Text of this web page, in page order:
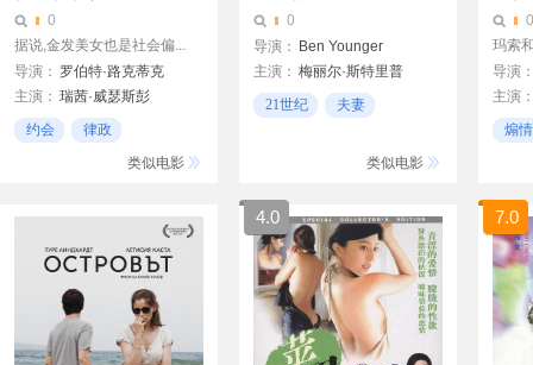
0
据说,金发美女也是社会偏...
导演： 罗伯特·路克蒂克
主演： 瑞茜·威瑟斯彭
卢克·威尔逊
约会
律政
类似电影
0
导演：
Ben Younger
主演： 梅丽尔·斯特里普
乌玛·瑟曼
21世纪
夫妻
类似电影
0
玛索
导演
主演
西尔煽情
4.0 7.0